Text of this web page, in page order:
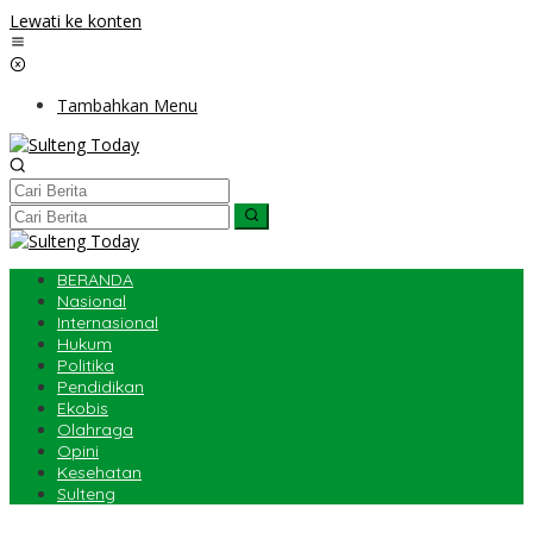
Lewati ke konten
Tambahkan Menu
BERANDA
Nasional
Internasional
Hukum
Politika
Pendidikan
Ekobis
Olahraga
Opini
Kesehatan
Sulteng